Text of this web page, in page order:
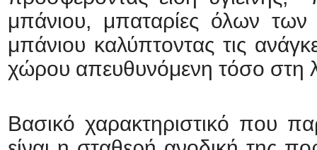
μπάνιου, μπαταρίες όλων
μπάνιου καλύπτοντας τις
χώρου απευθυνόμενη τόσο στη
Βασικό χαρακτηριστικό που